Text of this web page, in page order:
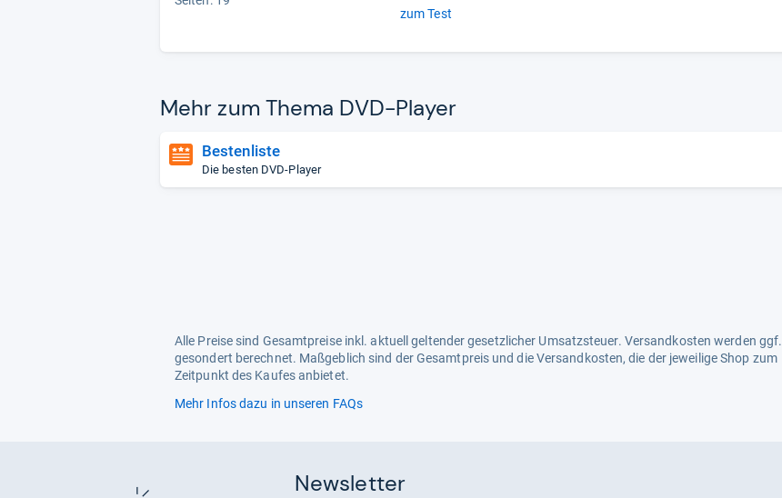
zum Test
Mehr zum Thema DVD-​Player
Bestenliste
Die besten DVD-Player
Alle Preise sind Gesamtpreise inkl. aktuell geltender gesetzlicher Umsatzsteuer. Versandkosten werden ggf.
gesondert berechnet. Maßgeblich sind der Gesamtpreis und die Versandkosten, die der jeweilige Shop zum
Zeitpunkt des Kaufes anbietet.
Mehr Infos dazu in unseren FAQs
Newsletter